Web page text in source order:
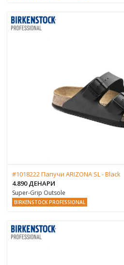
#1018222 Папучи ARIZONA SL - Black
4.890 ДЕНАРИ
Super-Grip Outsole
BIRKENSTOCK PROFESSIONAL